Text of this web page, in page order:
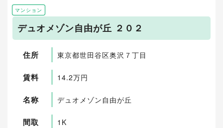
マンション
デュオメゾン自由が丘 ２０２
住所 東京都世田谷区奥沢７丁目
賃料 14.2万円
名称 デュオメゾン自由が丘
間取 1K